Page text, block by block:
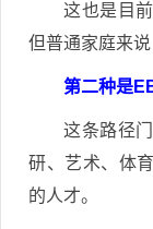
这也是目
但普通家庭来
第二种是
这条路径
研、艺术、体
的人才。